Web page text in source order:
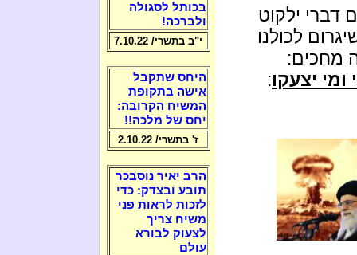
דברי ילקוט
לכולנו
מחכים:
ומי יצעקו:
בכותל לסגולה
ולברכה!
י"ב בתשרי/ 7.10.22
היחס שתקבל
אישה בתקופת
המשיח הקרובה:
יחס של מלכה!!
ז' בתשרי/ 2.10.22
הרב יאיר נוסבכר
תובע ובצדק: כדי
לזכות לראות פני
משיח צריך
לצעוק לבורא
עולם